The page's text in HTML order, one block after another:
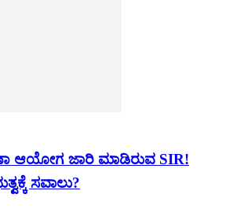
ಆಯೋಗ ಜಾರಿ ಮಾಡಿರುವ SIR!
ಸವಾಲು?